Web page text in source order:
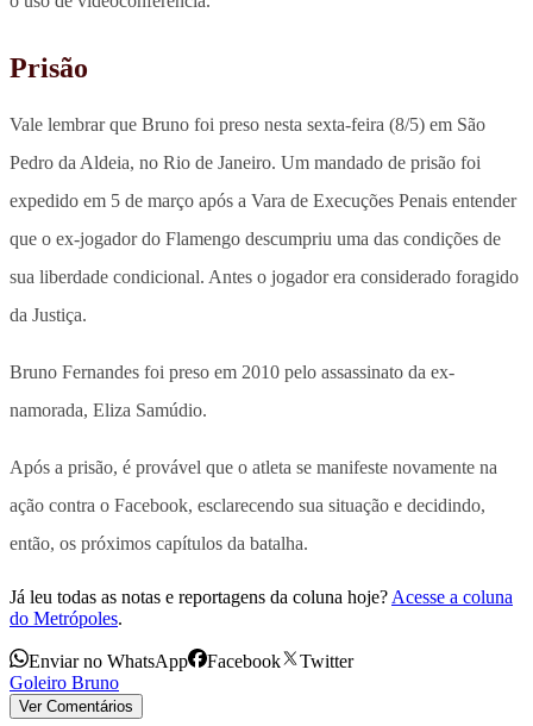
Prisão
Vale lembrar que Bruno foi preso nesta sexta-feira (8/5) em São
Pedro da Aldeia, no Rio de Janeiro. Um mandado de prisão foi
expedido em 5 de março após a Vara de Execuções Penais entender
que o ex-jogador do Flamengo descumpriu uma das condições de
sua liberdade condicional. Antes o jogador era considerado foragido
da Justiça.
Bruno Fernandes foi preso em 2010 pelo assassinato da ex-
namorada, Eliza Samúdio.
Após a prisão, é provável que o atleta se manifeste novamente na
ação contra o Facebook, esclarecendo sua situação e decidindo,
então, os próximos capítulos da batalha.
Já leu todas as notas e reportagens da coluna hoje? Acesse a coluna
do Metrópoles.
Enviar no WhatsApp Facebook
Twitter
Goleiro Bruno
Ver Comentários